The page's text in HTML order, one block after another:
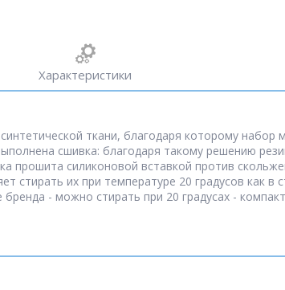
Характеристики
ткани, благодаря которому
сшивка: благодаря такому решению
прошита силиконовой вставкой против
стирать их при температуре 20 градусов как
- можно стирать при 20 градусах -